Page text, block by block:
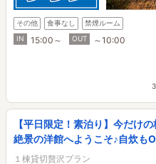
その他 食事なし
禁煙ルーム
IN
15:00～ OUT ～10:00
【平日限定！素泊り】今だけ
絶景の洋館へようこそ♪自炊も
１棟貸切贅沢プラン